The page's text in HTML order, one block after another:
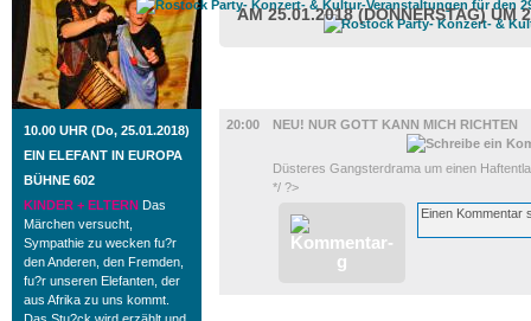
10.00 UHR (Do, 25.01.2018)
EIN ELEFANT IN EUROPA
BÜHNE 602
KINDER + ELTERN Das
Märchen versucht,
Sympathie zu wecken fu?r
den Anderen, den Fremden,
fu?r unseren Elefanten, der
aus Afrika zu uns kommt.
AM 25.01.2018 (DONNERSTAG) UM
20:00
NEU! NUR GOTT KANN MICH RICHTEN
Düsteres Gangsterdrama um einen
*/ ?>